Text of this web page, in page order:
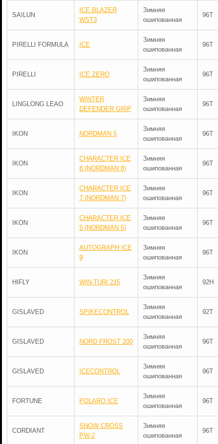
SAILUN
ICE BLAZER
WST3
Зимняя
ошипованная
96T
PIRELLI FORMULA ICE
Зимняя
ошипованная
96T
PIRELLI ICE ZERO
Зимняя
ошипованная
96T
LINGLONG LEAO
WINTER
DEFENDER GRIP
Зимняя
ошипованная
96T
IKON NORDMAN 5
Зимняя
ошипованная
96T
IKON
CHARACTER ICE
8 (NORDMAN 8)
Зимняя
ошипованная
96T
IKON
CHARACTER ICE
7 (NORDMAN 7)
Зимняя
ошипованная
96T
IKON
CHARACTER ICE
5 (NORDMAN 5)
Зимняя
ошипованная
96T
IKON
AUTOGRAPH ICE
9
Зимняя
ошипованная
96T
HIFLY WIN-TURI 215
Зимняя
ошипованная
92H
GISLAVED SPIKECONTROL
Зимняя
ошипованная
92T
GISLAVED NORD FROST 200
Зимняя
ошипованная
96T
GISLAVED ICECONTROL
Зимняя
ошипованная
96T
FORTUNE POLARO ICE
Зимняя
ошипованная
96T
CORDIANT
SNOW CROSS
PW-2
Зимняя
ошипованная
96T